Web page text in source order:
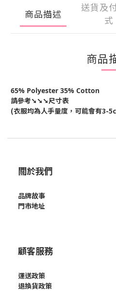
商品描述
送貨及
式
商品
65% Polyester 35% Cotton
請參考➘➘➘尺寸表
(衣服均為人手量度，可能會有3-
關於我們
品牌故事
門市地址
顧客服務
運送政策
退換貨政策